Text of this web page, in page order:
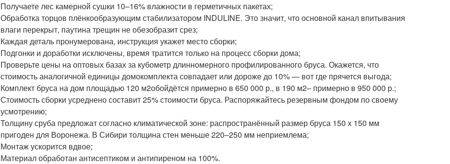
Получаете лес камерной сушки 10–16% влажности в герметичных пакетах;
Обработка торцов плёнкообразующим стабилизатором INDULINE. Это значит, что основной канал впитывания
влаги перекрыт, паутина трещин не обезобразит срез;
Каждая деталь пронумерована, инструкция укажет место сборки;
Подгонки и доработки исключены, время тратится только на процесс сборки дома;
Проверьте цены на оптовых базах за кубометр длинномерного профилированного бруса. Окажется, что
стоимость аналогичной единицы домокомплекта совпадает или дороже до 10% — вот где прячется выгода;
Комплект бруса на дом площадью 120 м2обойдётся примерно в 650 000 р., в 190 м2– примерно в 950 000 р.;
Стоимость сборки усреднено составит 25% стоимости бруса. Распоряжайтесь резервным фондом по своему
усмотрению;
Толщину сруба предложат согласно климатической зоне: распространённый размер бруса 150 х 150 мм
пригоден для Воронежа. В Сибири толщина стен меньше 220–250 мм неприемлема;
Монтаж ускорится вдвое;
Материал обработан антисептиком и антипиреном на 100%.